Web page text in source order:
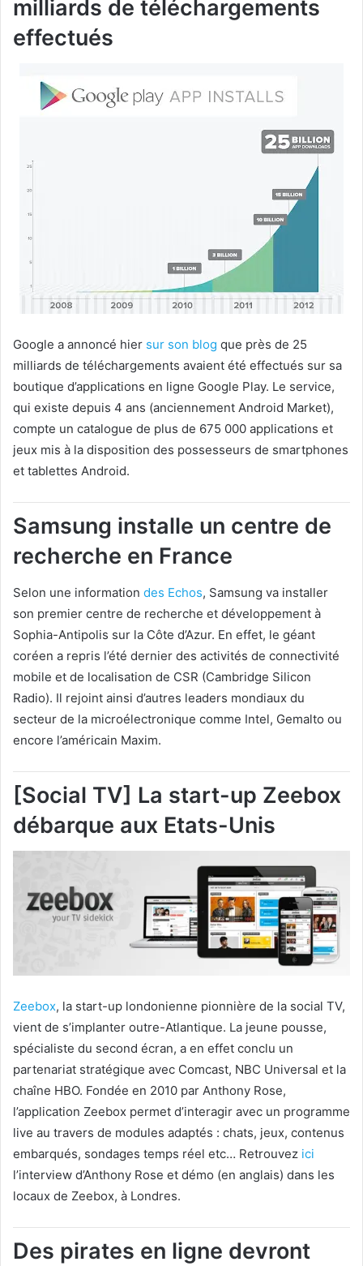
milliards de téléchargements
effectués
Google a annoncé hier sur son blog que près de 25
milliards de téléchargements avaient été effectués sur sa
boutique d’applications en ligne Google Play. Le service,
qui existe depuis 4 ans (anciennement Android Market),
compte un catalogue de plus de 675 000 applications et
jeux mis à la disposition des possesseurs de smartphones
et tablettes Android.
Samsung installe un centre de
recherche en France
Selon une information des Echos, Samsung va installer
son premier centre de recherche et développement à
Sophia-Antipolis sur la Côte d’Azur. En effet, le géant
coréen a repris l’été dernier des activités de connectivité
mobile et de localisation de CSR (Cambridge Silicon
Radio). Il rejoint ainsi d’autres leaders mondiaux du
secteur de la microélectronique comme Intel, Gemalto ou
encore l’américain Maxim.
[Social TV] La start-up Zeebox
débarque aux Etats-Unis
Zeebox, la start-up londonienne pionnière de la social TV,
vient de s’implanter outre-Atlantique. La jeune pousse,
spécialiste du second écran, a en effet conclu un
partenariat stratégique avec Comcast, NBC Universal et la
chaîne HBO. Fondée en 2010 par Anthony Rose,
l’application Zeebox permet d’interagir avec un programme
live au travers de modules adaptés : chats, jeux, contenus
embarqués, sondages temps réel etc… Retrouvez ici
l’interview d’Anthony Rose et démo (en anglais) dans les
locaux de Zeebox, à Londres.
Des pirates en ligne devront